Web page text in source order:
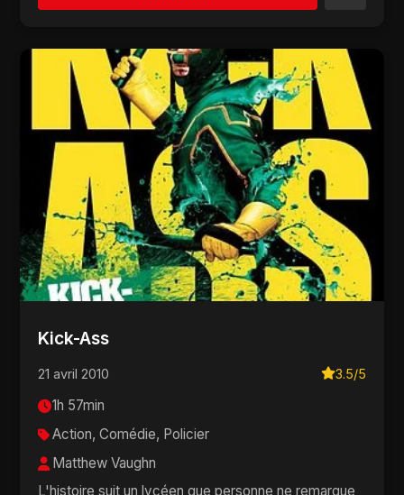
Kick-Ass
21 avril 2010 3.5/5
1h 57min
Action, Comédie, Policier
Matthew Vaughn
L'histoire suit un lycéen que personne ne remarque